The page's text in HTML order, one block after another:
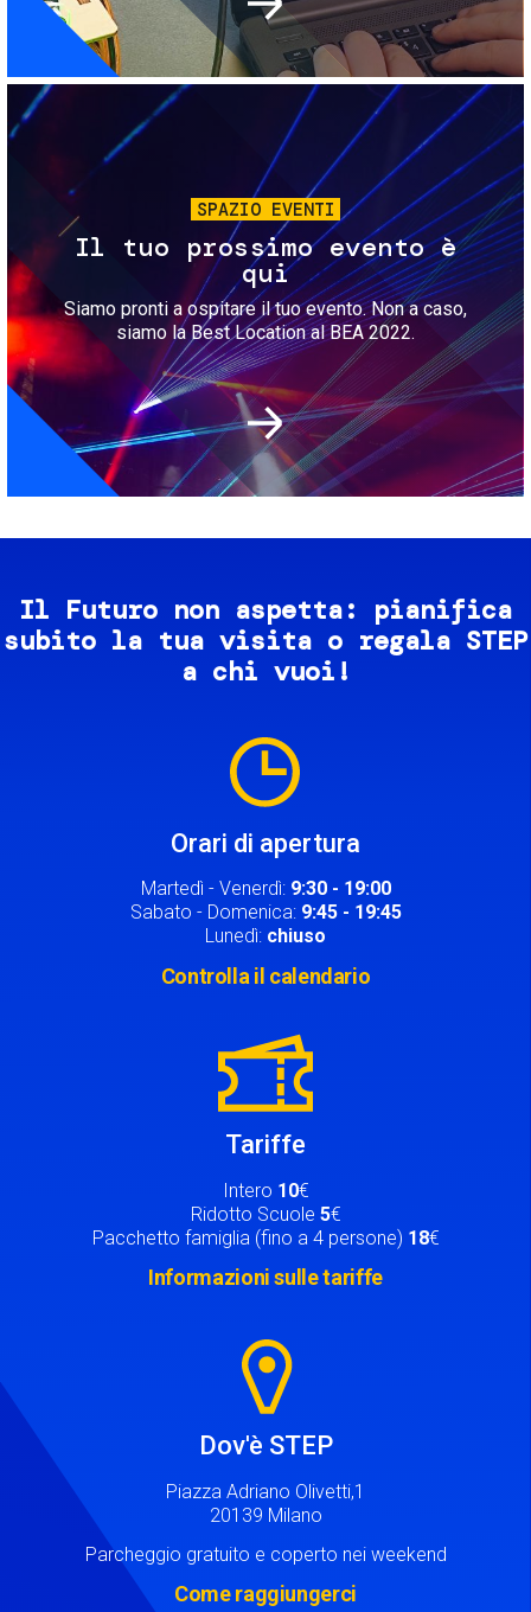
Immagine
SPAZIO EVENTI
Il tuo prossimo evento è
qui
Siamo pronti a ospitare il tuo evento. Non a caso,
siamo la Best Location al BEA 2022.
Il Futuro non aspetta: pianifica
subito la tua visita o regala STEP
a chi vuoi!
Orari di apertura
Martedì - Venerdì: 9:30 - 19:00
Sabato - Domenica: 9:45 - 19:45
Lunedì: chiuso
Controlla il calendario
Tariffe
Intero 10€
Ridotto Scuole 5€
Pacchetto famiglia (fino a 4 persone) 18€
Informazioni sulle tariffe
Dov'è STEP
Piazza Adriano Olivetti,1
20139 Milano
Parcheggio gratuito e coperto nei weekend
Come raggiungerci